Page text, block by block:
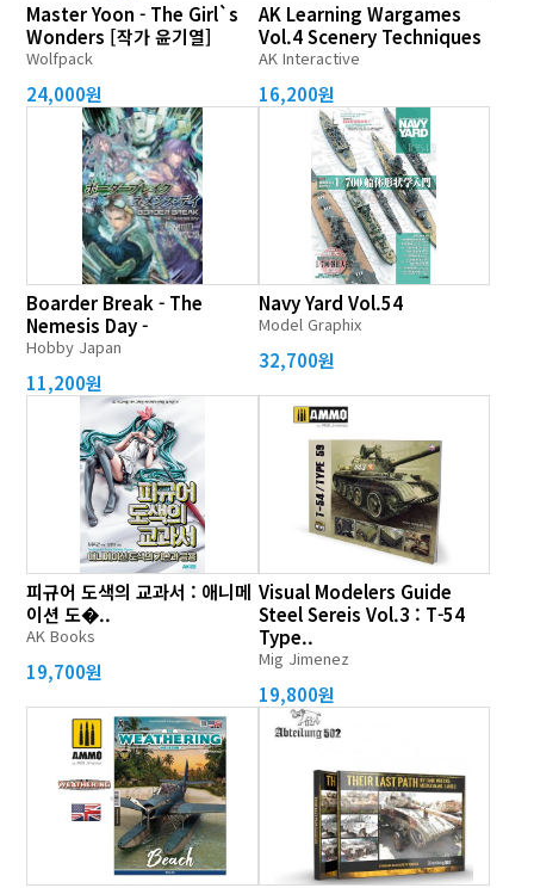
Master Yoon - The Girl`s
Wonders [작가 윤기열]
Wolfpack
24,000원
AK Learning Wargames
Vol.4 Scenery Techniques
AK Interactive
16,200원
Boarder Break - The
Nemesis Day -
Hobby Japan
11,200원
Navy Yard Vol.54
Model Graphix
32,700원
피규어 도색의 교과서 : 애니메
이션 도�..
AK Books
19,700원
Visual Modelers Guide
Steel Sereis Vol.3 : T-54
Type..
Mig Jimenez
19,800원